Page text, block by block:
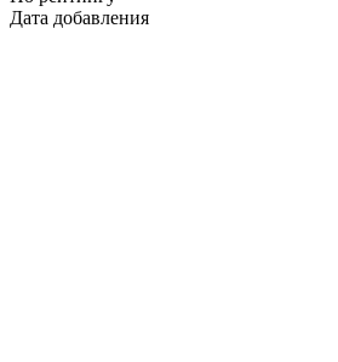
Дата добавления